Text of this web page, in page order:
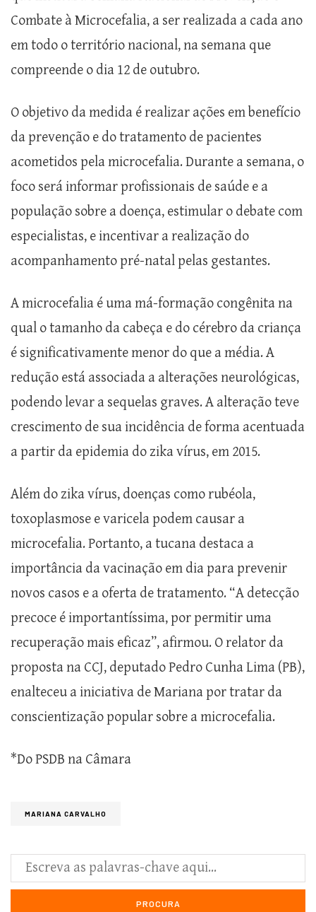
Combate à Microcefalia, a ser realizada a cada ano
em todo o território nacional, na semana que
compreende o dia 12 de outubro.
O objetivo da medida é realizar ações em benefício
da prevenção e do tratamento de pacientes
acometidos pela microcefalia. Durante a semana, o
foco será informar profissionais de saúde e a
população sobre a doença, estimular o debate com
especialistas, e incentivar a realização do
acompanhamento pré-natal pelas gestantes.
A microcefalia é uma má-formação congênita na
qual o tamanho da cabeça e do cérebro da criança
é significativamente menor do que a média. A
redução está associada a alterações neurológicas,
podendo levar a sequelas graves. A alteração teve
crescimento de sua incidência de forma acentuada
a partir da epidemia do zika vírus, em 2015.
Além do zika vírus, doenças como rubéola,
toxoplasmose e varicela podem causar a
microcefalia. Portanto, a tucana destaca a
importância da vacinação em dia para prevenir
novos casos e a oferta de tratamento. “A detecção
precoce é importantíssima, por permitir uma
recuperação mais eficaz”, afirmou. O relator da
proposta na CCJ, deputado Pedro Cunha Lima (PB),
enalteceu a iniciativa de Mariana por tratar da
conscientização popular sobre a microcefalia.
*Do PSDB na Câmara
MARIANA CARVALHO